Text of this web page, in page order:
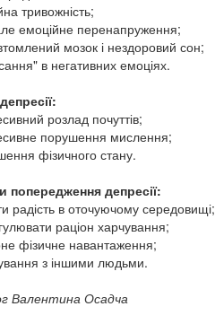
тривожність;
емоційне перенапруження;
мозок і нездоровий сон;
в негативних емоціях.
розлад почуттів;
порушення мислення;
фізичного стану.
попередження депресії:
радість в оточуючому середовищі;
раціон харчування;
фізичне навантаження;
з іншими людьми.
Валентина Осадча